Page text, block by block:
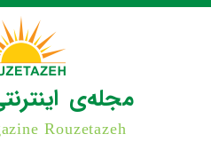
مجله‌ی
Rouzetazeh